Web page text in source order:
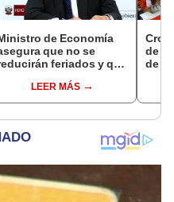
de Economía
que no se
feriados y que
aumentará en dos
LEER MÁS
de
de